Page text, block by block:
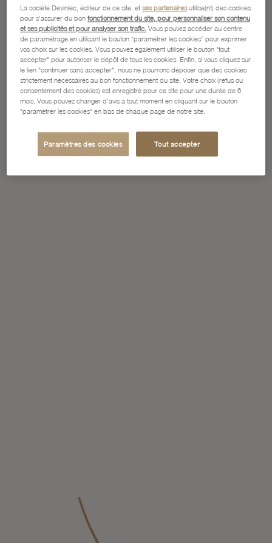
La société Devinlec, éditeur de ce site, etses partenairesutilise(nt) des cookies
pour s'assurer du bonfonctionnement du site, pour personnaliser son contenu
et ses publicités et pour analyser son trafic. Vous pouvez accéder au centre
de paramétrage en utilisant le bouton “paramétrer les cookies” pour exprimer
vos choix sur les cookies. Vous pouvez également utiliser le bouton "tout
accepter" pour autoriser le dépôt de tous les cookies. Enfin, si vous cliquez sur
le lien "continuer sans accepter", nous ne pourrons déposer que des cookies
strictement nécessaires au bon fonctionnement du site. Votre choix (refus ou
consentement des cookies) est enregistré pour ce site pour une durée de 6
mois. Vous pouvez changer d'avis à tout moment en cliquant sur le bouton
"paramétrer les cookies" en bas de chaque page de notre site.
Paramètres des cookies Tout accepter